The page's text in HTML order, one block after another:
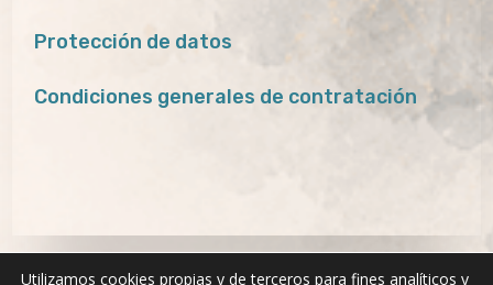
Protección de datos
Condiciones generales de contratación
Utilizamos cookies propias y de terceros para fines analíticos y